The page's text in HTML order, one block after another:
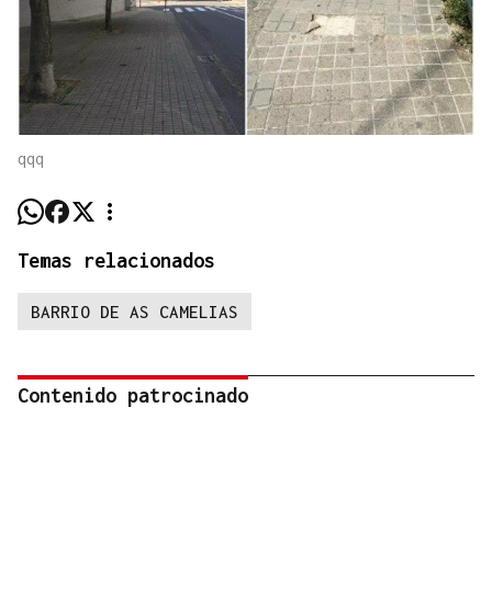
qqq
Temas relacionados
BARRIO DE AS CAMELIAS
Contenido patrocinado